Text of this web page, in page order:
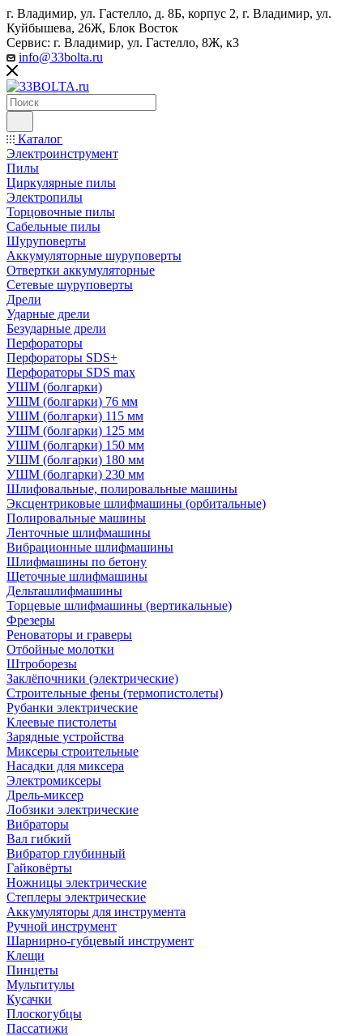
г. Владимир, ул. Гастелло, д. 8Б, корпус 2, г. Владимир, ул. ​
Куйбышева, 26Ж, Блок Восток
Сервис: г. Владимир, ул. Гастелло, 8Ж, к3
info@33bolta.ru
Каталог
Электроинструмент
Пилы
Циркулярные пилы
Электропилы
Торцовочные пилы
Сабельные пилы
Шуруповерты
Аккумуляторные шуруповерты
Отвертки аккумуляторные
Сетевые шуруповерты
Дрели
Ударные дрели
Безударные дрели
Перфораторы
Перфораторы SDS+
Перфораторы SDS max
УШМ (болгарки)
УШМ (болгарки) 76 мм
УШМ (болгарки) 115 мм
УШМ (болгарки) 125 мм
УШМ (болгарки) 150 мм
УШМ (болгарки) 180 мм
УШМ (болгарки) 230 мм
Шлифовальные, полировальные машины
Эксцентриковые шлифмашины (орбитальные)
Полировальные машины
Ленточные шлифмашины
Вибрационные шлифмашины
Шлифмашины по бетону
Щеточные шлифмашины
Дельташлифмашины
Торцевые шлифмашины (вертикальные)
Фрезеры
Реноваторы и граверы
Отбойные молотки
Штроборезы
Заклёпочники (электрические)
Строительные фены (термопистолеты)
Рубанки электрические
Клеевые пистолеты
Зарядные устройства
Миксеры строительные
Насадки для миксера
Электромиксеры
Дрель-миксер
Лобзики электрические
Вибраторы
Вал гибкий
Вибратор глубинный
Гайковёрты
Ножницы электрические
Степлеры электрические
Аккумуляторы для инструмента
Ручной инструмент
Шарнирно-губцевый инструмент
Клещи
Пинцеты
Мультитулы
Кусачки
Плоскогубцы
Пассатижи